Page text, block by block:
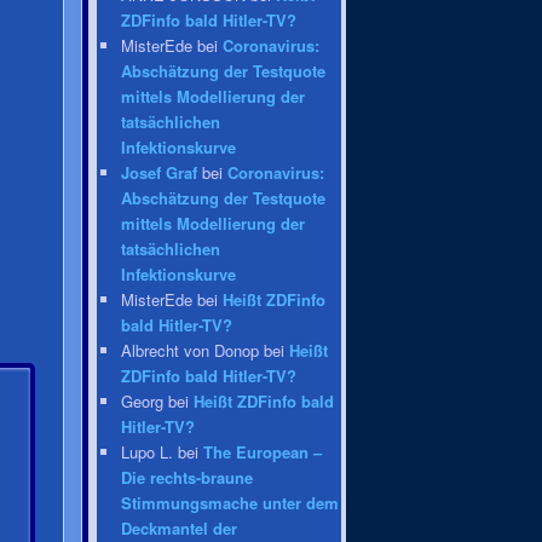
ZDFinfo bald Hitler-TV?
MisterEde bei Coronavirus:
Abschätzung der Testquote
mittels Modellierung der
tatsächlichen
Infektionskurve
Josef Graf bei Coronavirus:
Abschätzung der Testquote
mittels Modellierung der
tatsächlichen
Infektionskurve
MisterEde bei Heißt ZDFinfo
bald Hitler-TV?
Albrecht von Donop bei Heißt
ZDFinfo bald Hitler-TV?
Georg bei Heißt ZDFinfo bald
Hitler-TV?
Lupo L. bei The European –
Die rechts-braune
Stimmungsmache unter dem
Deckmantel der